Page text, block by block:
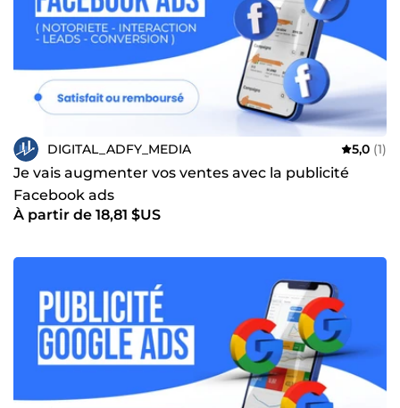
jours !
DIGITAL_ADFY_MEDIA 5,0 (1)
Je vais augmenter vos ventes avec la publicité
Facebook ads
À partir de 18,81 $US